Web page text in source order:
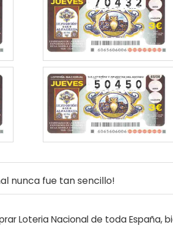
nunca fue tan sencillo!
Loteria Nacional de toda España,